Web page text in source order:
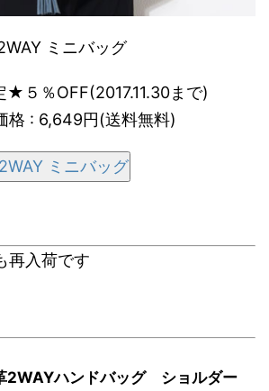
ミニバッグ
５％OFF(2017.11.30まで)
格 : 6,649円(送料無料)
ミニバッグ
再入荷です
2WAYハンドバッグ ショルダー